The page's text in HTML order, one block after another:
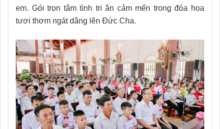
em. Gói trọn tâm tình tri ân cảm mến trong đóa hoa
tươi thơm ngát dâng lên Đức Cha.